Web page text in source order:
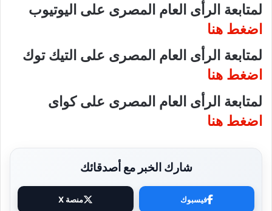
لمتابعة الرأى العام المصرى على اليوتيوب
اضغط هنا
لمتابعة الرأى العام المصرى على التيك توك
اضغط هنا
لمتابعة الرأى العام المصرى على كواى
اضغط هنا
شارك الخبر مع أصدقائك
فيسبوك منصة X